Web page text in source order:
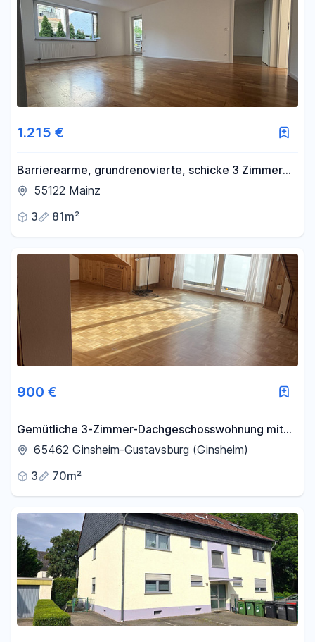
1.215 €
Barrierearme, grundrenovierte, schicke 3 Zimmer
Wohnung in Mainz- Gonsenheim
55122 Mainz
3
81m²
900 €
Gemütliche 3-Zimmer-Dachgeschosswohnung mit
besonderem Charme in ruhiger Lage
65462 Ginsheim-Gustavsburg (Ginsheim)
3
70m²